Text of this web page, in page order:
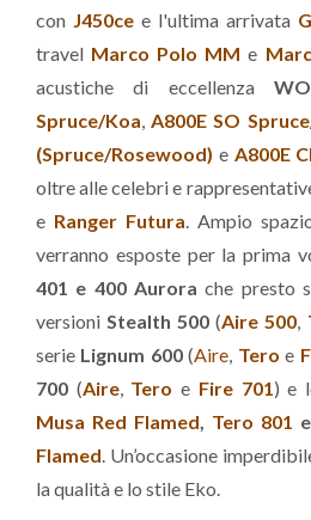
con J450ce e l'ultima arrivata
travel Marco Polo MM e
acustiche di eccellenza
Spruce/Koa,A800E SO
(Spruce/Rosewood) e A800E
oltre alle celebri e
e Ranger Futura. Ampio
verranno esposte per la prima
401 e 400 Aurora che presto
versioniStealth 500(Aire 500,
serie Lignum 600(Aire, Teroe
700 (Aire, Teroe Fire 701) e
Musa Red Flamed, Tero 801 e
Flamed. Un’occasione
la qualità e lo stile Eko.